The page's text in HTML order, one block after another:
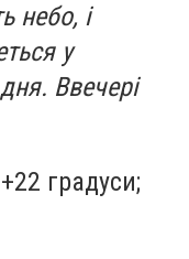
небо, і
у
Ввечері
градуси;